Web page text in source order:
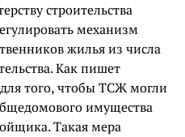
строительства
механизм
жилья из числа
Как пишет
того, чтобы ТСЖ могли
имущества
Такая мера